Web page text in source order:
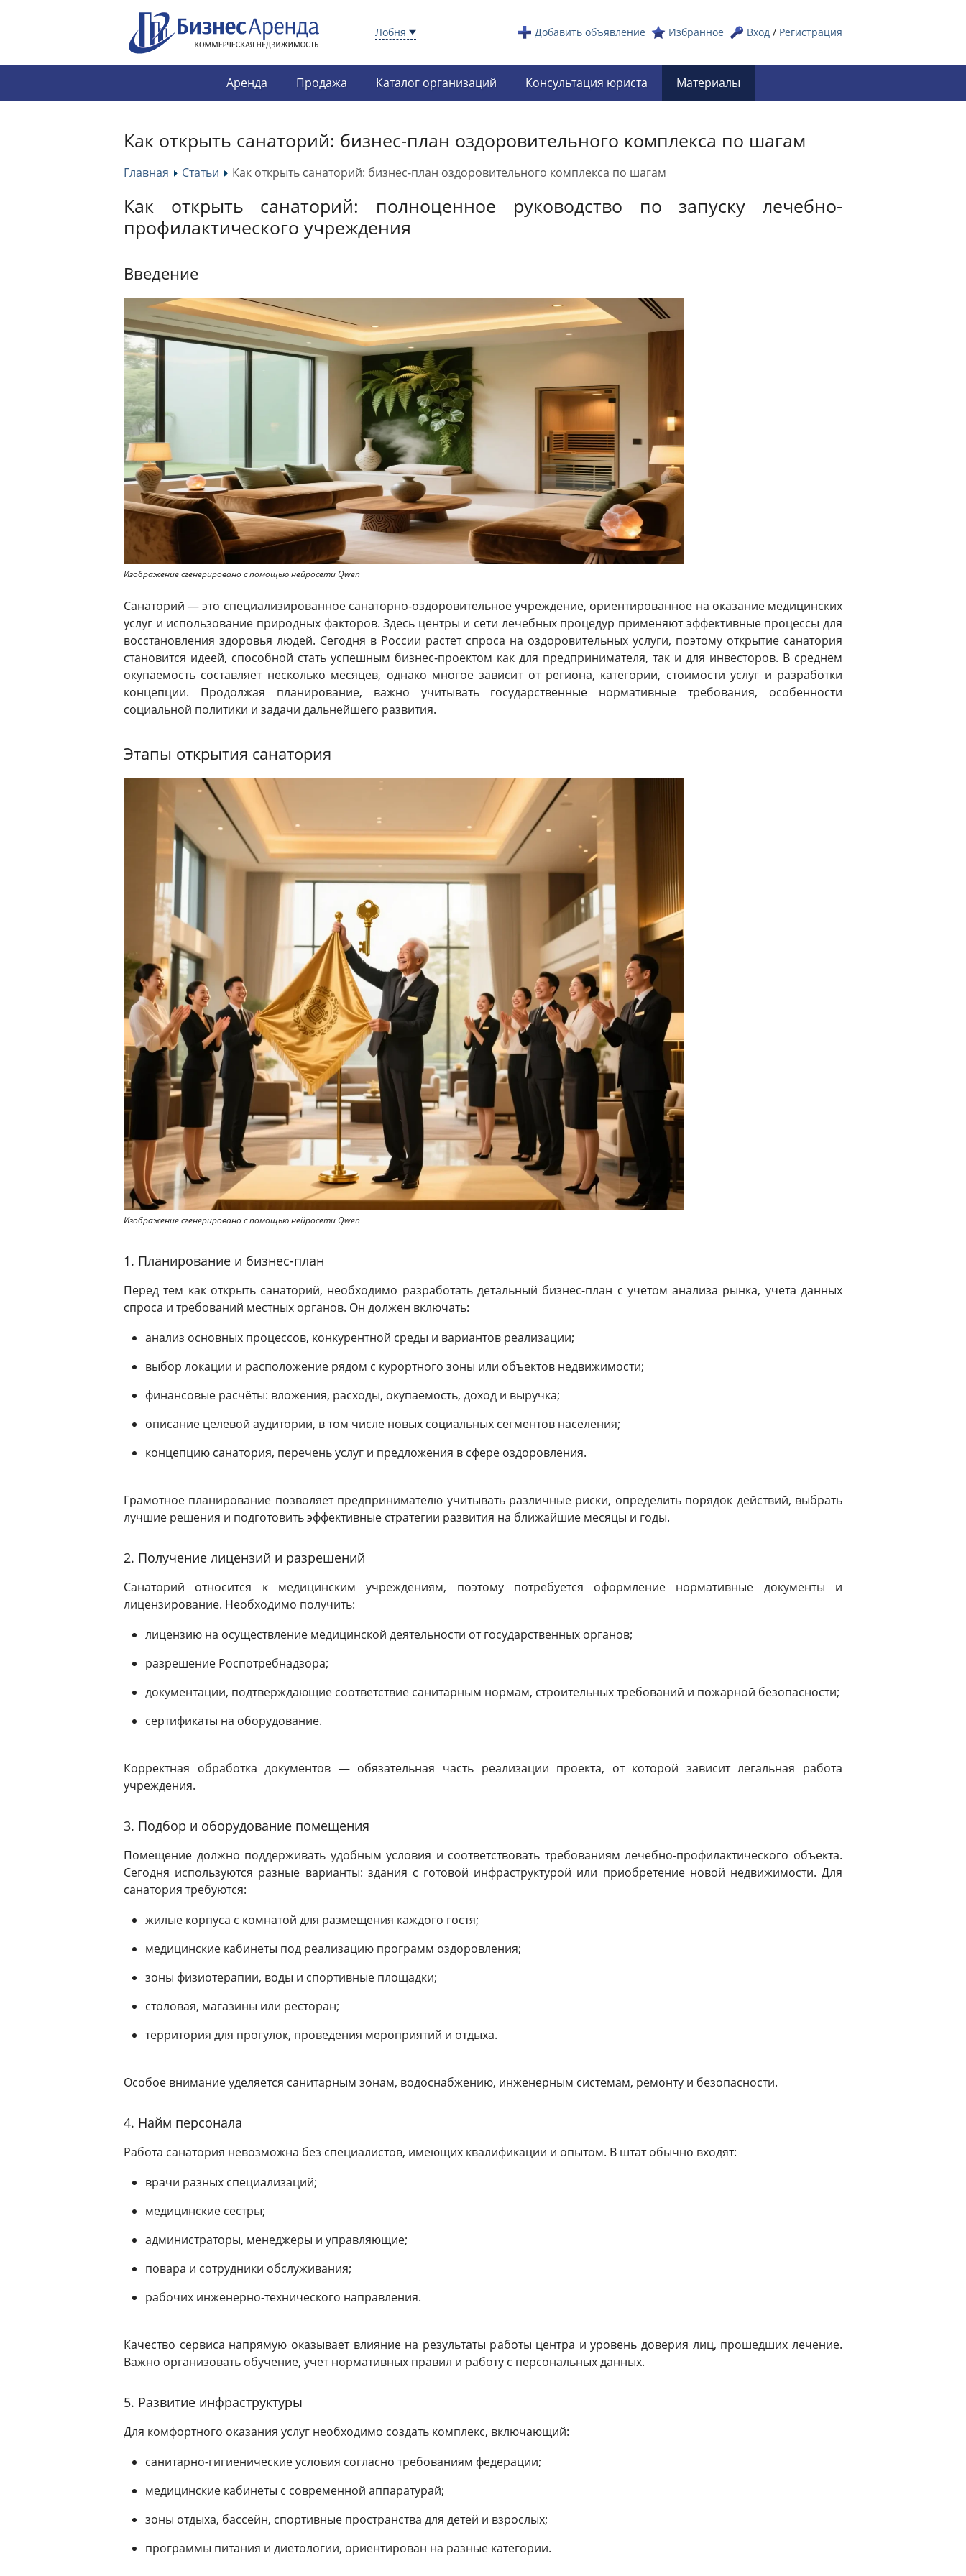
Лобня Добавить объявление Избранное Вход / Регистрация
Аренда Продажа Каталог организаций Консультация юриста Материалы
Как открыть санаторий: бизнес-план оздоровительного комплекса по шагам
Главная »Статьи »Как открыть санаторий: бизнес-план оздоровительного комплекса по шагам
Как открыть санаторий: полноценное руководство по запуску лечебно-
профилактического учреждения
Введение
Изображение сгенерировано с помощью нейросети Qwen
Санаторий — это специализированное санаторно-оздоровительное учреждение, ориентированное на оказание медицинских
услуг и использование природных факторов. Здесь центры и сети лечебных процедур применяют эффективные процессы для
восстановления здоровья людей. Сегодня в России растет спроса на оздоровительных услуги, поэтому открытие санатория
становится идеей, способной стать успешным бизнес-проектом как для предпринимателя, так и для инвесторов. В среднем
окупаемость составляет несколько месяцев, однако многое зависит от региона, категории, стоимости услуг и разработки
концепции. Продолжая планирование, важно учитывать государственные нормативные требования, особенности
социальной политики и задачи дальнейшего развития.
Этапы открытия санатория
Изображение сгенерировано с помощью нейросети Qwen
1. Планирование и бизнес-план
Перед тем как открыть санаторий, необходимо разработать детальный бизнес-план с учетом анализа рынка, учета данных
спроса и требований местных органов. Он должен включать:
анализ основных процессов, конкурентной среды и вариантов реализации;
выбор локации и расположение рядом с курортного зоны или объектов недвижимости;
финансовые расчёты: вложения, расходы, окупаемость, доход и выручка;
описание целевой аудитории, в том числе новых социальных сегментов населения;
концепцию санатория, перечень услуг и предложения в сфере оздоровления.
Грамотное планирование позволяет предпринимателю учитывать различные риски, определить порядок действий, выбрать
лучшие решения и подготовить эффективные стратегии развития на ближайшие месяцы и годы.
2. Получение лицензий и разрешений
Санаторий относится к медицинским учреждениям, поэтому потребуется оформление нормативные документы и
лицензирование. Необходимо получить:
лицензию на осуществление медицинской деятельности от государственных органов;
разрешение Роспотребнадзора;
документации, подтверждающие соответствие санитарным нормам, строительных требований и пожарной безопасности;
сертификаты на оборудование.
Корректная обработка документов — обязательная часть реализации проекта, от которой зависит легальная работа
учреждения.
3. Подбор и оборудование помещения
Помещение должно поддерживать удобным условия и соответствовать требованиям лечебно-профилактического объекта.
Сегодня используются разные варианты: здания с готовой инфраструктурой или приобретение новой недвижимости. Для
санатория требуются:
жилые корпуса с комнатой для размещения каждого гостя;
медицинские кабинеты под реализацию программ оздоровления;
зоны физиотерапии, воды и спортивные площадки;
столовая, магазины или ресторан;
территория для прогулок, проведения мероприятий и отдыха.
Особое внимание уделяется санитарным зонам, водоснабжению, инженерным системам, ремонту и безопасности.
4. Найм персонала
Работа санатория невозможна без специалистов, имеющих квалификации и опытом. В штат обычно входят:
врачи разных специализаций;
медицинские сестры;
администраторы, менеджеры и управляющие;
повара и сотрудники обслуживания;
рабочих инженерно-технического направления.
Качество сервиса напрямую оказывает влияние на результаты работы центра и уровень доверия лиц, прошедших лечение.
Важно организовать обучение, учет нормативных правил и работу с персональных данных.
5. Развитие инфраструктуры
Для комфортного оказания услуг необходимо создать комплекс, включающий:
санитарно-гигиенические условия согласно требованиям федерации;
медицинские кабинеты с современной аппаратурай;
зоны отдыха, бассейн, спортивные пространства для детей и взрослых;
программы питания и диетологии, ориентирован на разные категории.